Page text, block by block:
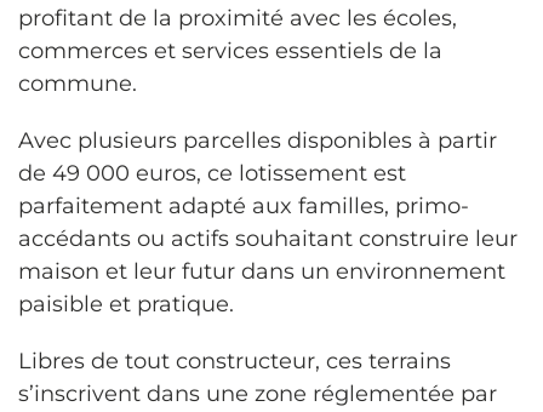
profitant de la proximité avec les écoles,
commerces et services essentiels de la
commune.
Avec plusieurs parcelles disponibles à partir
de 49 000 euros, ce lotissement est
parfaitement adapté aux familles, primo-
accédants ou actifs souhaitant construire leur
maison et leur futur dans un environnement
paisible et pratique.
Libres de tout constructeur, ces terrains
s’inscrivent dans une zone réglementée par